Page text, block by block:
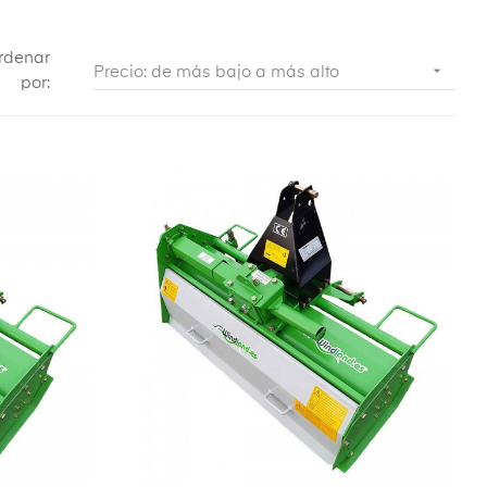
por:
Precio: de más bajo a más alto 